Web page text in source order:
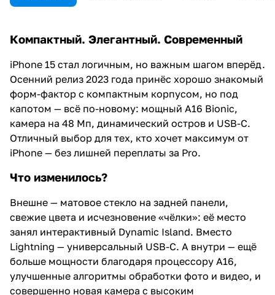
Компактный. Элегантный. Современный
iPhone 15 стал логичным, но важным шагом вперёд.
Осенний релиз 2023 года принёс хорошо знакомый
форм-фактор с компактным корпусом, но под
капотом — всё по-новому: мощный A16 Bionic,
камера на 48 Мп, динамический остров и USB-C.
Отличный выбор для тех, кто хочет максимум от
iPhone — без лишней переплаты за Pro.
Что изменилось?
Внешне — матовое стекло на задней панели,
свежие цвета и исчезновение «чёлки»: её место
занял интерактивный Dynamic Island. Вместо
Lightning — универсальный USB-C. А внутри — ещё
больше мощности благодаря процессору A16,
улучшенные алгоритмы обработки фото и видео, и
совершенно новая камера с высоким